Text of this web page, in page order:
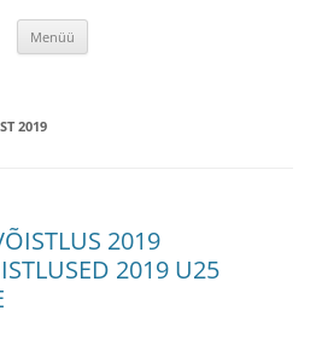
Menüü Liigu
juurde
2019
2019
2019 U25